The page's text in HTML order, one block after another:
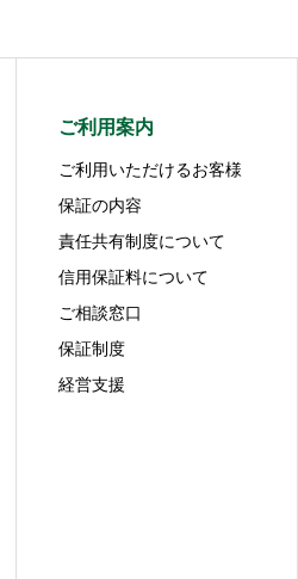
ご利用案内
ご利用いただけるお客様
保証の内容
責任共有制度について
信用保証料について
ご相談窓口
保証制度
経営支援